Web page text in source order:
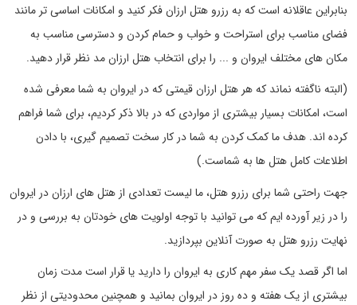
بنابراین عاقلانه است که به رزرو هتل ارزان فکر کنید و امکانات اساسی تر مانند
فضای مناسب برای استراحت و خواب و حمام کردن و دسترسی مناسب به
مکان های مختلف ایروان و ... را برای انتخاب هتل ارزان مد نظر قرار دهید.
(البته ناگفته نماند که هر هتل ارزان قیمتی که در ایروان به شما معرفی شده
است، امکانات بسیار بیشتری از مواردی که در بالا ذکر کردیم، برای شما فراهم
کرده اند. هدف ما کمک کردن به شما در کار سخت تصمیم گیری، با دادن
اطلاعات کامل هتل ها به شماست.)
جهت راحتی شما برای رزرو هتل، ما لیست تعدادی از هتل های ارزان در ایروان
را در زیر آورده ایم که می توانید با توجه اولویت های خودتان به بررسی و در
نهایت رزرو هتل به صورت آنلاین بپردازید.
اما اگر قصد یک سفر مهم کاری به ایروان را دارید یا قرار است مدت زمان
بیشتری از یک هفته و ده روز در ایروان بمانید و همچنین محدودیتی از نظر